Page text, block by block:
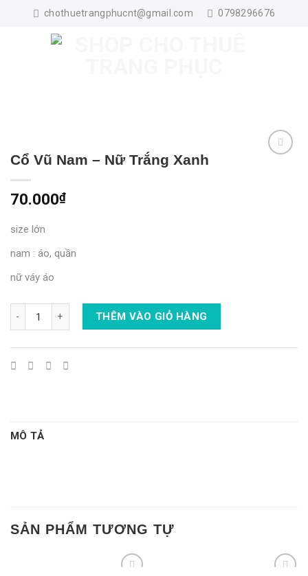
chothuetrangphucnt@gmail.com 0798296676
Cổ Vũ Nam – Nữ Trắng Xanh
70.000₫
size lớn
nam : áo, quần
nữ váy áo
Cổ Vũ Nam - Nữ Trắng Xanh số lượng
THÊM VÀO GIỎ HÀNG
MÔ TẢ
SẢN PHẨM TƯƠNG TỰ